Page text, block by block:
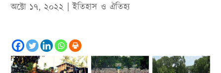
অক্টো ১৭, ২০২২ |ইতিহাস ও ঐতিহ‌্য